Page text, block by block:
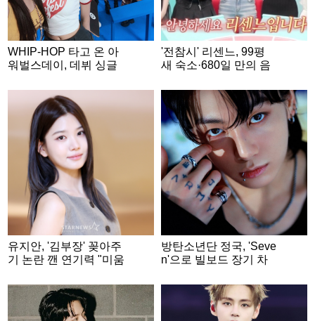
WHIP-HOP 타고 온 아
워벌스데이, 데뷔 싱글
토 공개..기대 UP
'전참시' 리센느, 99평
새 숙소·680일 만의 음
[종합]
유지안, '김부장' 꽂아주
기 논란 깬 연기력 "미움
L인터뷰]
방탄소년단 정국, 'Seve
n'으로 빌보드 장기 차
9주 진입 성공 '亞최초·
최장 기록 경신'